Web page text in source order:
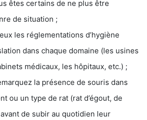
êtes certains de ne plus être
de situation ;
les réglementations d’hygiène
dans chaque domaine (les usines
médicaux, les hôpitaux, etc.) ;
la présence de souris dans
ou un type de rat (rat d’égout, de
de subir au quotidien leur